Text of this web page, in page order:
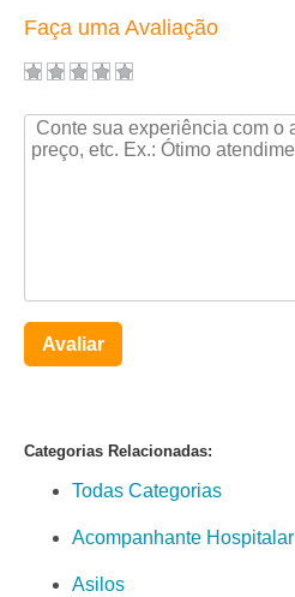
Faça uma Avaliação
Avaliar
Categorias Relacionadas:
Todas Categorias
Acompanhante Hospitalar
Asilos